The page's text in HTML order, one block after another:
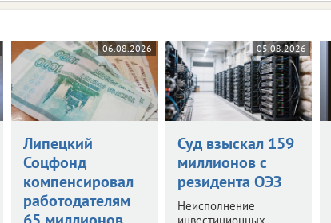
06.08.2026
Липецкий
Соцфонд
компенсировал
работодателям
05.08.2026
Суд взыскал 159
миллионов с
резидента ОЭЗ
Неисполнение